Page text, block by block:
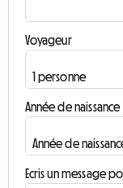
Voyageur
Année de naissance
Ecris un message